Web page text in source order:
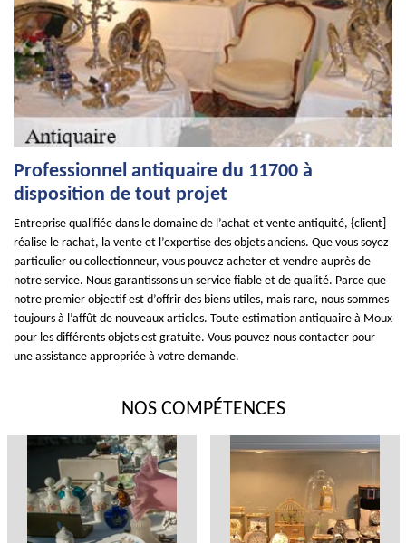
Professionnel antiquaire du 11700 à
disposition de tout projet
Entreprise qualifiée dans le domaine de l’achat et vente antiquité, {client]
réalise le rachat, la vente et l’expertise des objets anciens. Que vous soyez
particulier ou collectionneur, vous pouvez acheter et vendre auprès de
notre service. Nous garantissons un service fiable et de qualité. Parce que
notre premier objectif est d’offrir des biens utiles, mais rare, nous sommes
toujours à l’affût de nouveaux articles. Toute estimation antiquaire à Moux
pour les différents objets est gratuite. Vous pouvez nous contacter pour
une assistance appropriée à votre demande.
NOS COMPÉTENCES